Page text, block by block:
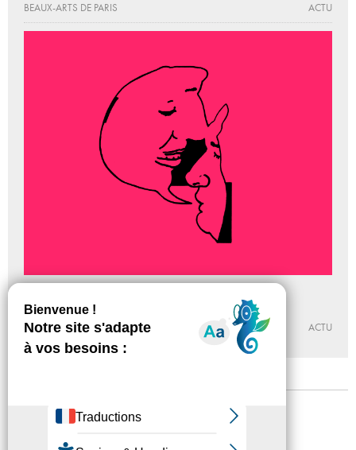
BEAUX-ARTS DE PARIS
ACTU
Du 18 - 02 au 16 - 05 - 2016
PALAIS DE TOKYO
ACTU